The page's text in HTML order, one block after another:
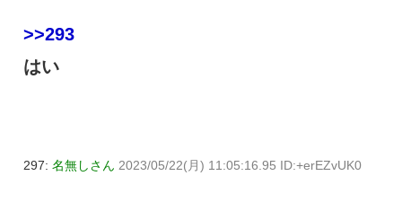
>>293
はい
297: 名無しさん 2023/05/22(月) 11:05:16.95 ID:+erEZvUK0